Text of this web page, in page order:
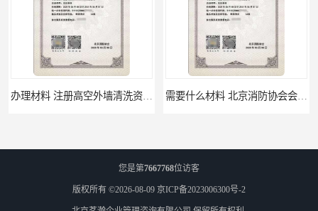
办理材料 注册高空外墙清洗资质所需材料 需要什么材料 北京消防协会会员证有什么要求
您是第7667768位访客
版权所有 ©2026-08-09 京ICP备2023006300号-2